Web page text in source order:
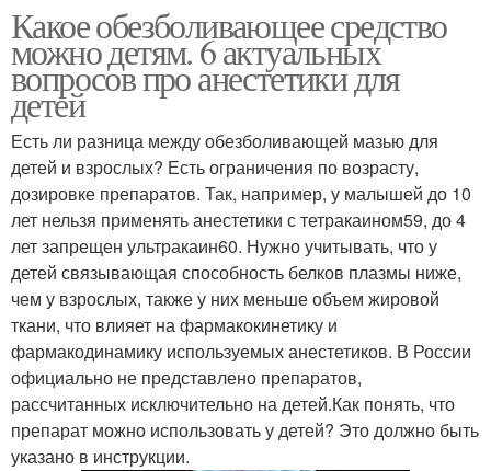
Какое обезболивающее средство
можно детям. 6 актуальных
вопросов про анестетики для
детей
Есть ли разница между обезболивающей мазью для
детей и взрослых? Есть ограничения по возрасту,
дозировке препаратов. Так, например, у малышей до 10
лет нельзя применять анестетики с тетракаином59, до 4
лет запрещен ультракаин60. Нужно учитывать, что у
детей связывающая способность белков плазмы ниже,
чем у взрослых, также у них меньше объем жировой
ткани, что влияет на фармакокинетику и
фармакодинамику используемых анестетиков. В России
официально не представлено препаратов,
рассчитанных исключительно на детей.Как понять, что
препарат можно использовать у детей? Это должно быть
указано в инструкции.